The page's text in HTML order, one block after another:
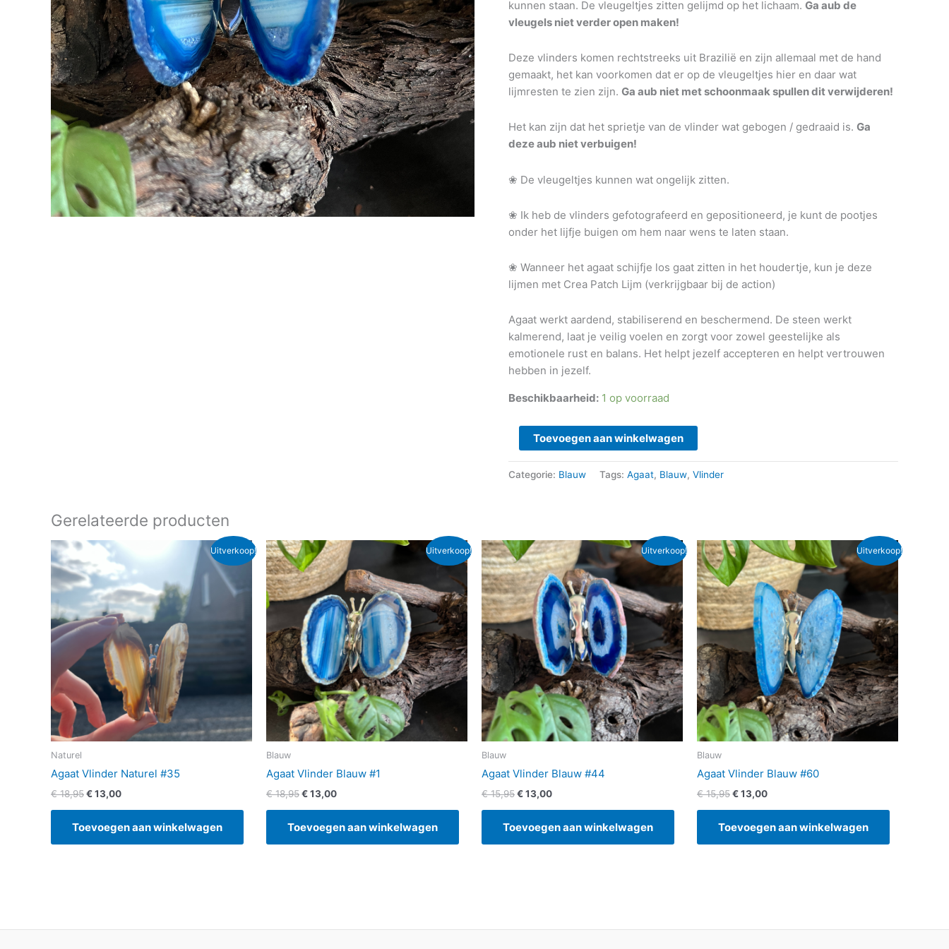
kunnen staan. De vleugeltjes zitten gelijmd op het lichaam. Ga aub de
vleugels niet verder open maken!
Deze vlinders komen rechtstreeks uit Brazilië en zijn allemaal met de hand
gemaakt, het kan voorkomen dat er op de vleugeltjes hier en daar wat
lijmresten te zien zijn. Ga aub niet met schoonmaak spullen dit verwijderen!
Het kan zijn dat het sprietje van de vlinder wat gebogen / gedraaid is. Ga
deze aub niet verbuigen!
❀ De vleugeltjes kunnen wat ongelijk zitten.
❀ Ik heb de vlinders gefotografeerd en gepositioneerd, je kunt de pootjes
onder het lijfje buigen om hem naar wens te laten staan.
❀ Wanneer het agaat schijfje los gaat zitten in het houdertje, kun je deze
lijmen met Crea Patch Lijm (verkrijgbaar bij de action)
Agaat werkt aardend, stabiliserend en beschermend. De steen werkt
kalmerend, laat je veilig voelen en zorgt voor zowel geestelijke als
emotionele rust en balans. Het helpt jezelf accepteren en helpt vertrouwen
hebben in jezelf.
Beschikbaarheid: 1 op voorraad
Toevoegen aan winkelwagen
Categorie: Blauw Tags: Agaat, Blauw, Vlinder
Gerelateerde producten
Uitverkoop!
Naturel
Agaat Vlinder Naturel #35
€18,95
Oorspronkelijke
was:
€ 18,95.
€13,00
is:
€ 13,00.
Toevoegen aan winkelwagen
Uitverkoop!
Blauw
Agaat Vlinder Blauw #1
€18,95
Oorspronkelijke
prijs
was:
€ 18,95.
€13,00
Huidige
prijs
is:
€ 13,00.
Toevoegen aan winkelwagen
Uitverkoop!
Blauw
Agaat Vlinder Blauw #44
€15,95
Oorspronkelijke
prijs
was:
€ 15,95.
€13,00
Huidige
prijs
is:
€ 13,00.
Toevoegen aan winkelwagen
Uitverkoop!
Blauw
Agaat Vlinder Blauw #60
€15,95
Oorspronkelijke
prijs
was:
€ 15,95.
€13,00
Huidige
prijs
is:
€ 13,00.
Toevoegen aan winkelwagen